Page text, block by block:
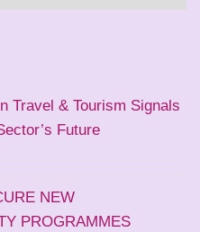
Travel & Tourism Signals
Future
NEW
PROGRAMMES